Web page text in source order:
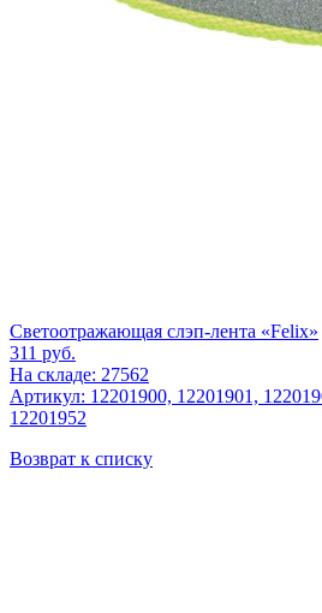
Светоотражающая слэп-лента «Felix»
311 руб.
На складе: 27562
Артикул: 12201900, 12201901,
12201952
Возврат к списку